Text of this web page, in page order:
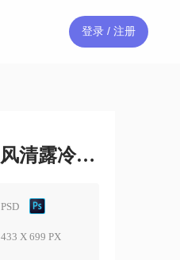
登录 / 注册
秋分节气：金气秋分 风清露冷秋期半素材
PSD
433 X 699 PX